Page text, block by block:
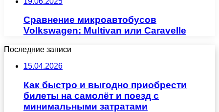
Сравнение микроавтобусов
Volkswagen: Multivan или Caravelle
Последние записи
15.04.2026
Как быстро и выгодно приобрести
билеты на самолёт и поезд с
минимальными затратами